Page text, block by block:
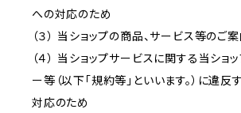
への対応のため
（３） 当ショップの商品、サービス等のご
（４） 当ショップサービスに関する当ショ
ー等（以下「規約等」といいます。）に違
対応のため